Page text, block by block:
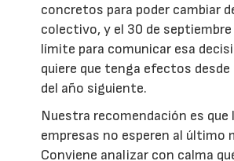
concretos para poder cambiar
colectivo, y el 30 de
límite para comunicar esa
quiere que tenga efectos desde
del año siguiente.
Nuestra recomendación es que
empresas no esperen al último
Conviene analizar con calma